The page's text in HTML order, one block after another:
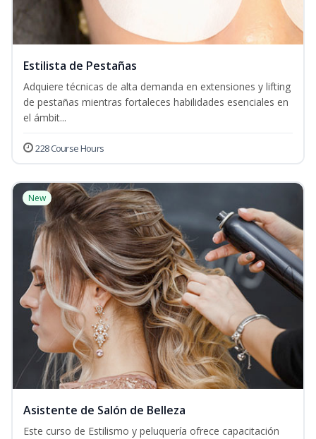
Estilista de Pestañas
Adquiere técnicas de alta demanda en extensiones y lifting
de pestañas mientras fortaleces habilidades esenciales en
el ámbit...
228 Course Hours
New
Asistente de Salón de Belleza
Este curso de Estilismo y peluquería ofrece capacitación